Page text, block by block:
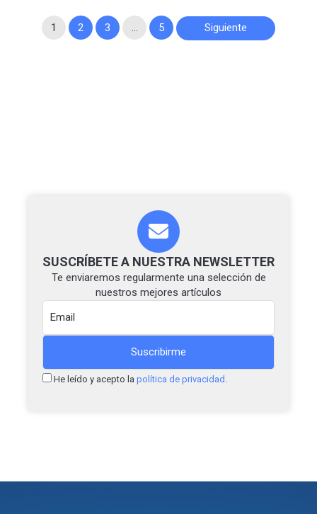
Paginación
1 2 3 … 5 Siguiente
SUSCRÍBETE A NUESTRA NEWSLETTER
Te enviaremos regularmente una selección de
nuestros mejores artículos
He leído y acepto la política de privacidad